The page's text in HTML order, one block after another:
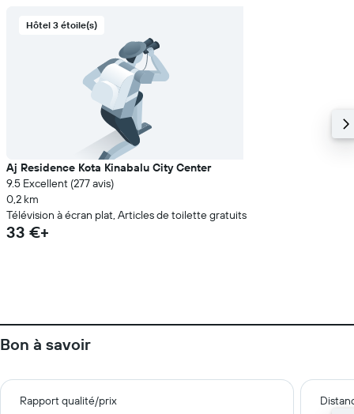
Hôtel 3 étoile(s)
Aj Residence Kota Kinabalu City Center
9.5 Excellent (277 avis)
0,2 km
Télévision à écran plat, Articles de toilette gratuits
33 €+
Bon à savoir
Rapport qualité/prix